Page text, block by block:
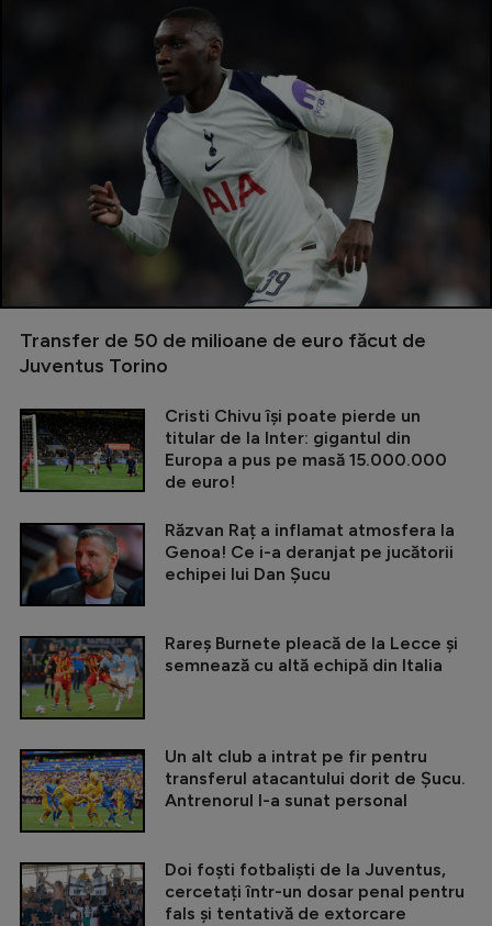
Transfer de 50 de milioane de euro făcut de
Juventus Torino
Cristi Chivu își poate pierde un
titular de la Inter: gigantul din
Europa a pus pe masă 15.000.000
de euro!
Răzvan Raț a inflamat atmosfera la
Genoa! Ce i-a deranjat pe jucătorii
echipei lui Dan Șucu
Rareș Burnete pleacă de la Lecce și
semnează cu altă echipă din Italia
Un alt club a intrat pe fir pentru
transferul atacantului dorit de Șucu.
Antrenorul l-a sunat personal
Doi foști fotbaliști de la Juventus,
cercetați într-un dosar penal pentru
fals și tentativă de extorcare